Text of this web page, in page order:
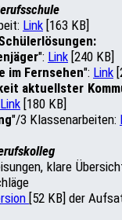
Link [163 KB]
": Link [240 KB]
im Fernsehen": Link
aktuellster
Link [180 KB]
"/3 Klassenarbeiten:
klare
[52 KB] der